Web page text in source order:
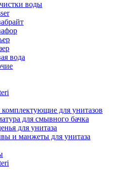
воды
вода
комплектующие для унитазов
для смывного бачка
для унитаза
и манжеты для унитаза